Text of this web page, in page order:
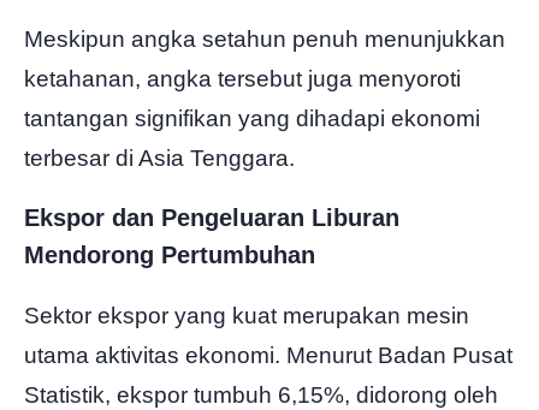
Meskipun angka setahun penuh menunjukkan
ketahanan, angka tersebut juga menyoroti
tantangan signifikan yang dihadapi ekonomi
terbesar di Asia Tenggara.
Ekspor dan Pengeluaran Liburan
Mendorong Pertumbuhan
Sektor ekspor yang kuat merupakan mesin
utama aktivitas ekonomi. Menurut Badan Pusat
Statistik, ekspor tumbuh 6,15%, didorong oleh